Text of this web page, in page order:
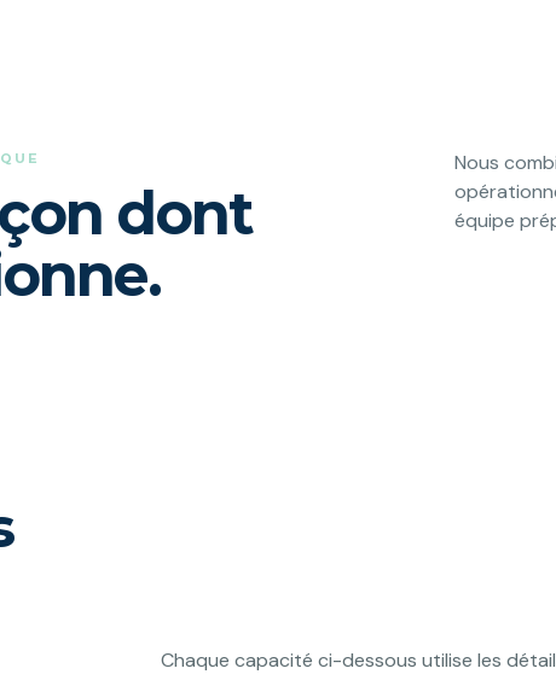
dont
Nous
équipe
Chaque capacité ci-dessous utilise les